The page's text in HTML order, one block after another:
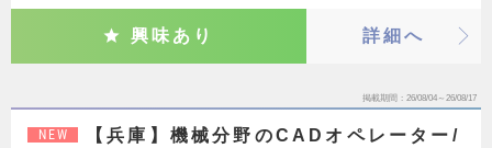
興味あり 詳細へ
掲載期間 26/08/04～26/08/17
NEW
【兵庫】機械分野のCADオペレーター/